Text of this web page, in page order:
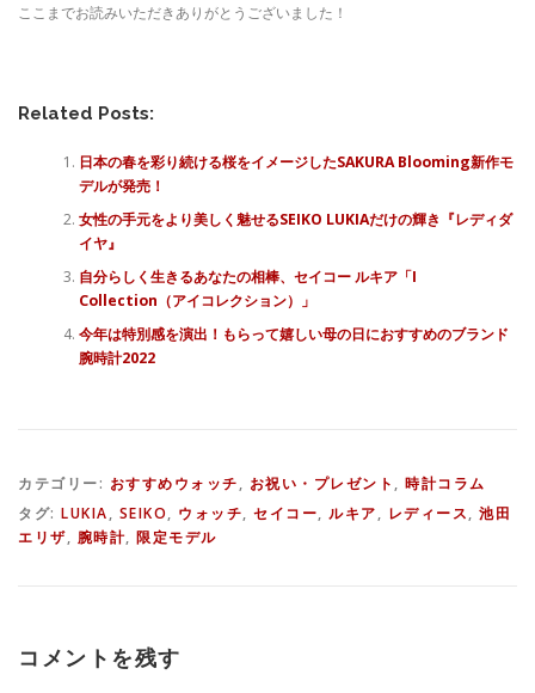
ここまでお読みいただきありがとうございました！
Related Posts:
日本の春を彩り続ける桜をイメージしたSAKURA Blooming新作モ
デルが発売！
女性の手元をより美しく魅せるSEIKO LUKIAだけの輝き『レディダ
イヤ』
自分らしく生きるあなたの相棒、セイコー ルキア「I
Collection（アイコレクション）」
今年は特別感を演出！もらって嬉しい母の日におすすめのブランド
腕時計2022
カテゴリー: おすすめウォッチ, お祝い・プレゼント , 時計コラム
タグ: LUKIA, SEIKO, ウォッチ, セイコー, ルキア, レディース, 池田
エリザ, 腕時計, 限定モデル
コメントを残す